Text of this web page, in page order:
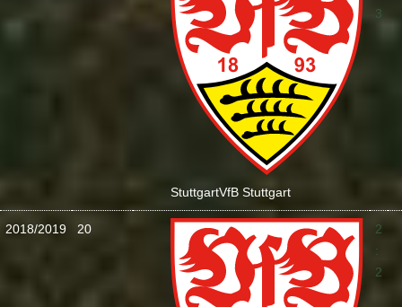
StuttgartVfB Stuttgart
3
2018/2019 20
2
:
2